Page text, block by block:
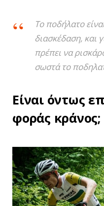
Το ποδήλατο
διασκέδαση, και
πρέπει να
σωστά το
Είναι όντως
φοράς κράνος;